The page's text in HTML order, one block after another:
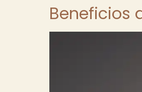
Beneficios